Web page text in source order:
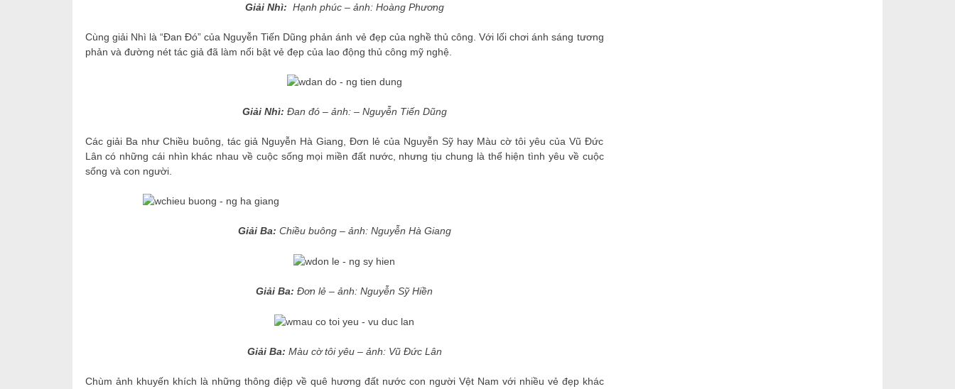
Giải Nhì: Hạnh phúc – ảnh: Hoàng Phương
Cùng giải Nhì là “Đan Đó” của Nguyễn Tiến Dũng phản ánh vẻ đẹp của nghề thủ công. Với lối chơi ánh sáng tương
phản và đường nét tác giả đã làm nổi bật vẻ đẹp của lao động thủ công mỹ nghệ.
Giải Nhì: Đan đó – ảnh: – Nguyễn Tiến Dũng
Các giải Ba như Chiều buông, tác giả Nguyễn Hà Giang, Đơn lẻ của Nguyễn Sỹ hay Màu cờ tôi yêu của Vũ Đức
Lân có những cái nhìn khác nhau về cuộc sống mọi miền đất nước, nhưng tịu chung là thể hiện tình yêu về cuộc
sống và con người.
Giải Ba: Chiều buông – ảnh: Nguyễn Hà Giang
Giải Ba: Đơn lẻ – ảnh: Nguyễn Sỹ Hiền
Giải Ba: Màu cờ tôi yêu – ảnh: Vũ Đức Lân
Chùm ảnh khuyến khích là những thông điệp về quê hương đất nước con người Vệt Nam với nhiều vẻ đẹp khác